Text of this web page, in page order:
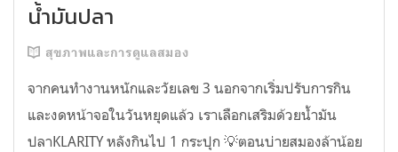
น้ำมันปลา
สุขภาพและการดูแลสมอง
จากคนทำงานหนักและวัยเลข 3 นอกจากเริ่มปรับการกิน
และงดหน้าจอในวันหยุดแล้ว เราเลือกเสริมด้วยน้ำมัน
ปลาKLARITY หลังกินไป 1 กระปุก 💡ตอนบ่ายสมองล้าน้อย